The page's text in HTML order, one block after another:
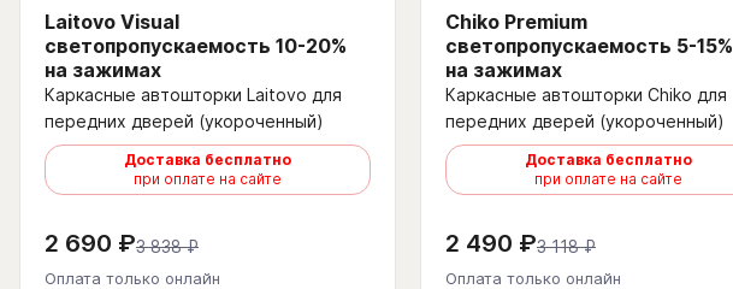
Laitovo Visual
светопропускаемость 10-20%
на зажимах
Каркасные автошторки Laitovo для
передних дверей (укороченный)
Доставка бесплатно
при оплате на сайте
2 690 ₽3 838 ₽
Оплата только онлайн
Chiko Premium
светопропускаемость 5-15%
на зажимах
Каркасные автошторки Chiko для
передних дверей (укороченный)
Доставка бесплатно
при оплате на сайте
2 490 ₽3 118 ₽
Оплата только онлайн